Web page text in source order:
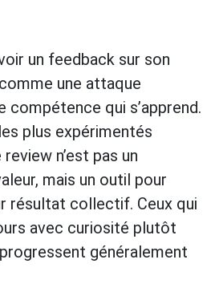
un feedback sur son
une attaque
compétence qui s’apprend.
plus expérimentés
n’est pas un
mais un outil pour
résultat collectif. Ceux qui
avec curiosité plutôt
généralement